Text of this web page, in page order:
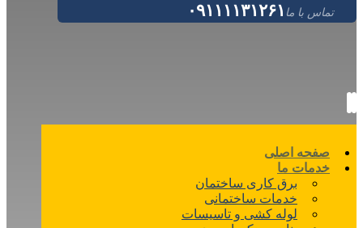
تماس با ما ۰۹۱۱۱۱۳۱۲۶۱
صفحه اصلی
خدمات ما
برق کاری ساختمان
خدمات ساختمانی
لوله کشی و تاسیسات